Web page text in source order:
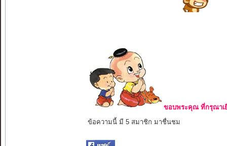
ขอบพระคุณ ที่กรุณาเ
ข้อความนี้ มี 5 สมาชิก มาชื่นชม